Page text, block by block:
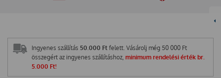
Ingyenes szállítás 50.000 Ft felett. Vásárolj még 50 000 Ft
összegért az ingyenes szállításhoz, minimum rendelési érték br.
5.000 Ft!